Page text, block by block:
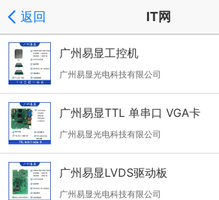
返回 IT网
广州易显工控机
广州易显光电科技有限公司
广州易显TTL 单串口 VGA卡
广州易显光电科技有限公司
广州易显LVDS驱动板
广州易显光电科技有限公司